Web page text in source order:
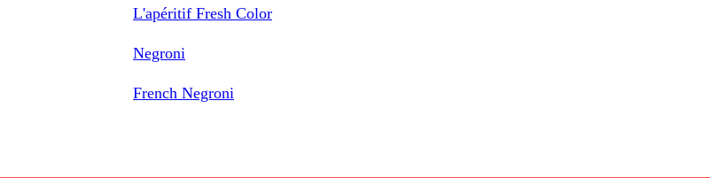
L'apéritif Fresh Color
Negroni
French Negroni